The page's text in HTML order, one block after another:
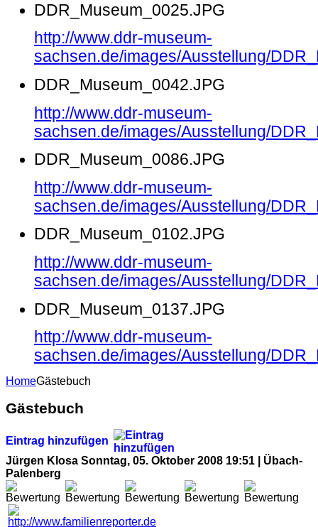
DDR_Museum_0025.JPG
http://www.ddr-museum-
sachsen.de/images/Ausstellung/
DDR_Museum_0042.JPG
http://www.ddr-museum-
sachsen.de/images/Ausstellung/
DDR_Museum_0086.JPG
http://www.ddr-museum-
sachsen.de/images/Ausstellung/
DDR_Museum_0102.JPG
http://www.ddr-museum-
sachsen.de/images/Ausstellung/
DDR_Museum_0137.JPG
http://www.ddr-museum-
sachsen.de/images/Ausstellung/
HomeGästebuch
Gästebuch
Eintrag hinzufügen
Jürgen Klosa Sonntag, 05. Oktober 2008 19:51 | Übach-
Palenberg